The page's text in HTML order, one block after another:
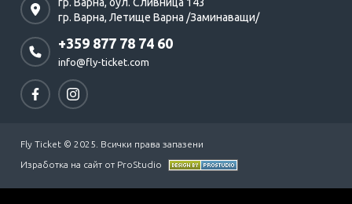
гр. Варна, Летище Варна /Заминаващи/
+359 877 78 74 60
info@fly-ticket.com
Fly Ticket © 2025. Всички права запазени
Изработка на сайт от ProStudio